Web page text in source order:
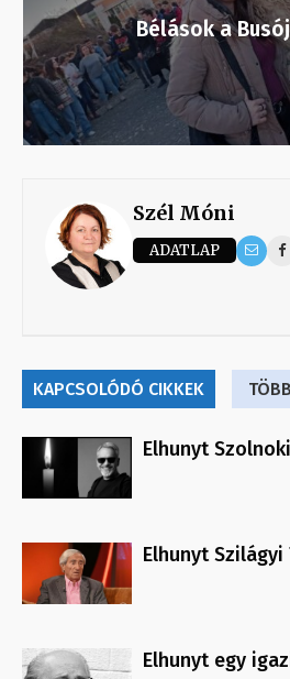
Bélások a
Szél Móni
ADATLAP
KAPCSOLÓDÓ CIKKEK
Elhunyt
Elhunyt
Elhunyt egy